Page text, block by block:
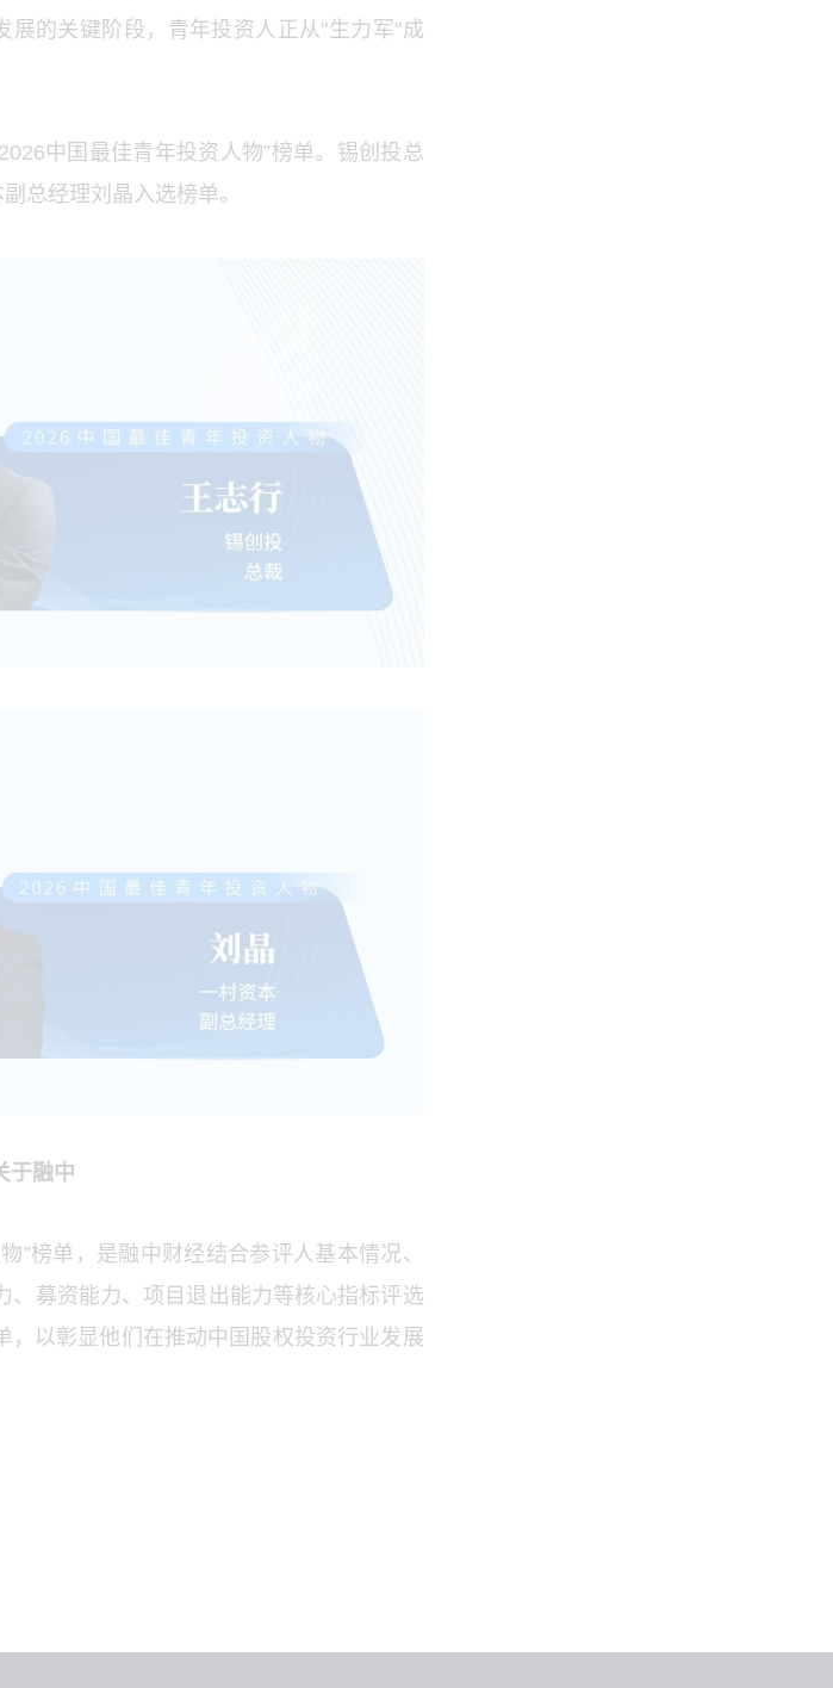
展的关键阶段，青年投资人正从"生力军"成
中国最佳青年投资人物”榜单。锡创投总
总经理刘晶入选榜单。
于融中
”榜单，是融中财经结合参评人基本情况、
、募资能力、项目退出能力等核心指标评选
，以彰显他们在推动中国股权投资行业发展